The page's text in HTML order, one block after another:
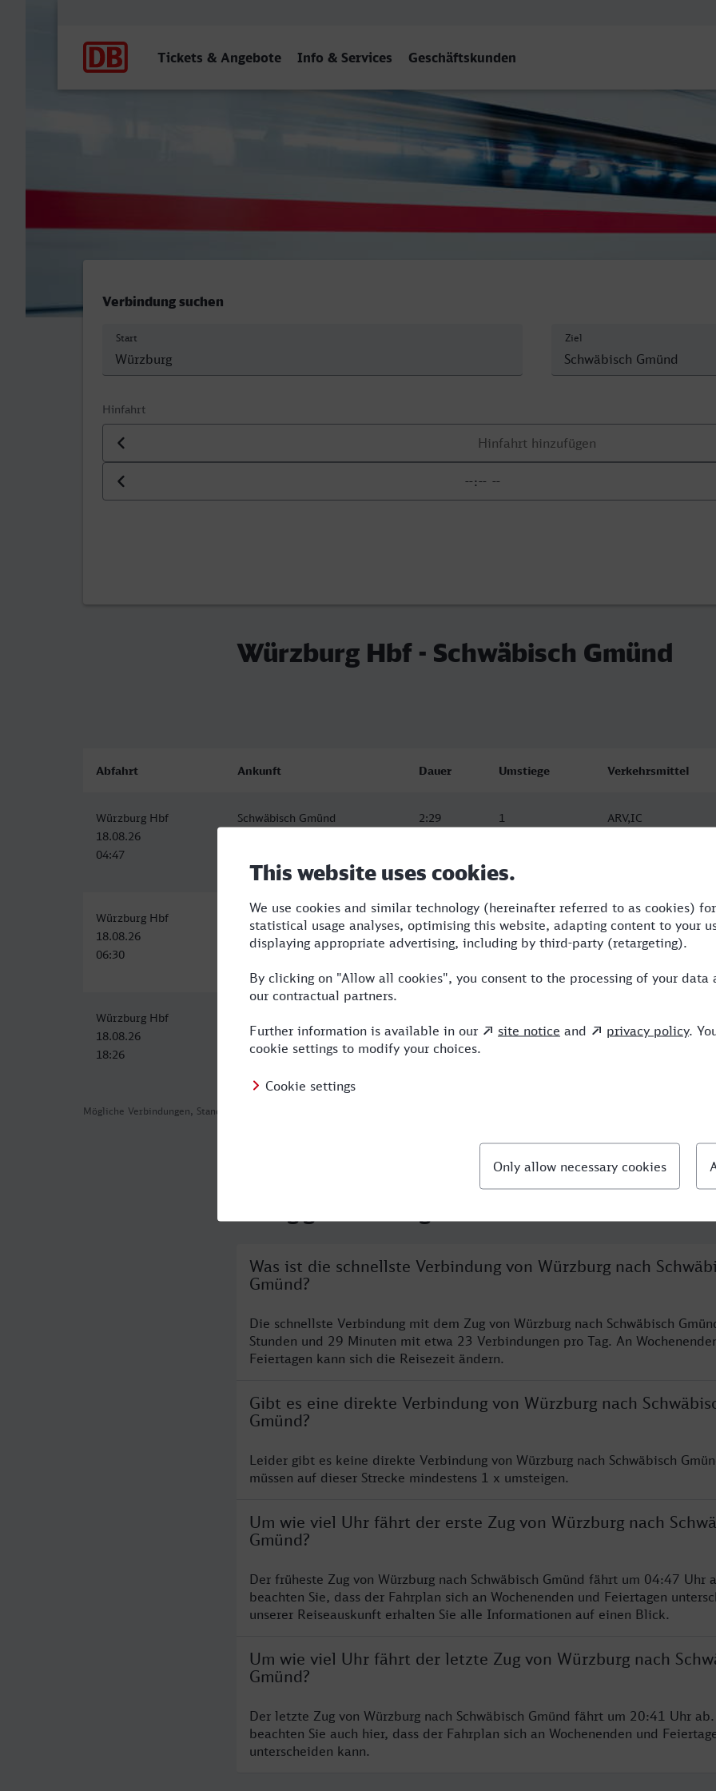
Tickets & Angebote Info & Services Geschäftskunden
Würzburg Hbf - Schwäbisch Gmünd
Verbindung suchen
Start Ziel
Hinfahrt
Datum der Hinfahrt
Uhrzeit der Hinfahrt
Würzburg Hbf - Schwäbisch Gmünd
Mögliche Verbindungen, Stand: 2026-08-04 06:47
Abfahrt Ankunft Dauer Umstiege Verkehrsmittel
Würzburg Hbf
18.08.26
04:47
Schwäbisch Gmünd
2:29 1 ARV,IC
Würzburg Hbf
18.08.26
06:30
Schwäbisch Gmünd
18.08.26
Würzburg Hbf
18.08.26
18:26
18.08.26
22:01
Was ist die schnellste Verbindung von Würzburg nach
Gmünd?
Die schnellste Verbindung mit dem Zug von Würzburg nach Schwäbisch
Stunden und 29 Minuten mit etwa 23 Verbindungen pro Tag. An
Feiertagen kann sich die Reisezeit ändern.
Gibt es eine direkte Verbindung von Würzburg nach
Gmünd?
Leider gibt es keine direkte Verbindung von Würzburg nach Schwäbisch
müssen auf dieser Strecke mindestens 1 x umsteigen.
Um wie viel Uhr fährt der erste Zug von Würzburg nach
Gmünd?
Der früheste Zug von Würzburg nach Schwäbisch Gmünd fährt um 04:47 Uhr
beachten Sie, dass der Fahrplan sich an Wochenenden und Feiertagen
unserer Reiseauskunft erhalten Sie alle Informationen auf einen Blick.
Um wie viel Uhr fährt der letzte Zug von Würzburg nach
Gmünd?
Der letzte Zug von Würzburg nach Schwäbisch Gmünd fährt um 20:41 Uhr
beachten Sie auch hier, dass der Fahrplan sich an Wochenenden und
unterscheiden kann.